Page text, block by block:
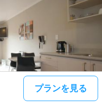
プランを見る